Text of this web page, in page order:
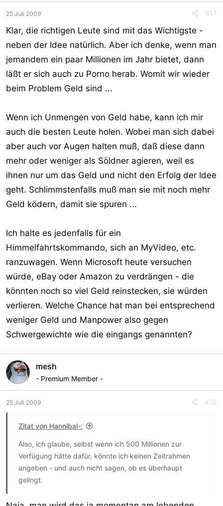
25 Juli 2009 #17
Klar, die richtigen Leute sind mit das Wichtigste -
neben der Idee natürlich. Aber ich denke, wenn man
jemandem ein paar Millionen im Jahr bietet, dann
läßt er sich auch zu Porno herab. Womit wir wieder
beim Problem Geld sind ...
Wenn ich Unmengen von Geld habe, kann ich mir
auch die besten Leute holen. Wobei man sich dabei
aber auch vor Augen halten muß, daß diese dann
mehr oder weniger als Söldner agieren, weil es
ihnen nur um das Geld und nicht den Erfolg der Idee
geht. Schlimmstenfalls muß man sie mit noch mehr
Geld ködern, damit sie spuren ...
Ich halte es jedenfalls für ein
Himmelfahrtskommando, sich an MyVideo, etc.
ranzuwagen. Wenn Microsoft heute versuchen
würde, eBay oder Amazon zu verdrängen - die
könnten noch so viel Geld reinstecken, sie würden
verlieren. Welche Chance hat man bei entsprechend
weniger Geld und Manpower also gegen
Schwergewichte wie die eingangs genannten?
mesh
- Premium Member -
25 Juli 2009 #18
Zitat von Hannibal-:
Also, ich glaube, selbst wenn ich 500 Millionen zur
Verfügung hätte dafür, könnte ich keinen Zeitrahmen
angeben - und auch nicht sagen, ob es überhaupt
gelingt.